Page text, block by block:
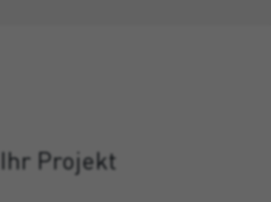
Projekt